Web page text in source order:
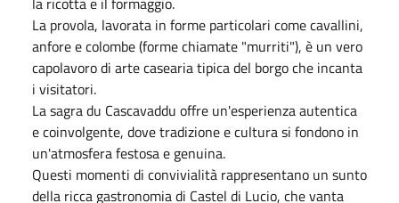
La provola, lavorata in forme particolari come cavallini,
anfore e colombe (forme chiamate "murriti"), è un vero
capolavoro di arte casearia tipica del borgo che incanta
i visitatori.
La sagra du Cascavaddu offre un'esperienza autentica
e coinvolgente, dove tradizione e cultura si fondono in
un'atmosfera festosa e genuina.
Questi momenti di convivialità rappresentano un sunto
della ricca gastronomia di Castel di Lucio, che vanta